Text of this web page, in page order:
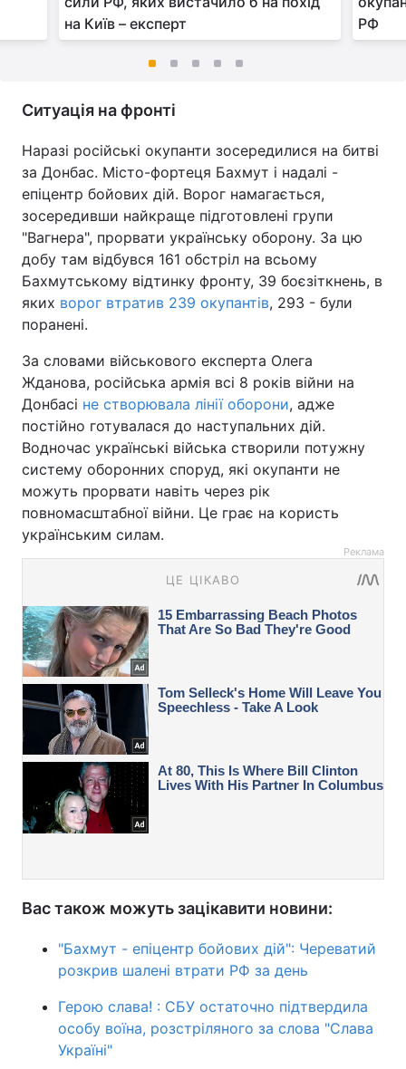
на Київ – експерт
РФ
Ситуація на фронті
Наразі російські окупанти зосередилися на битві
за Донбас. Місто-фортеця Бахмут і надалі -
епіцентр бойових дій. Ворог намагається,
зосередивши найкраще підготовлені групи
"Вагнера", прорвати українську оборону. За цю
добу там відбувся 161 обстріл на всьому
Бахмутському відтинку фронту, 39 боєзіткнень, в
яких ворог втратив 239 окупантів, 293 - були
поранені.
За словами військового експерта Олега
Жданова, російська армія всі 8 років війни на
Донбасі не створювала лінії оборони, адже
постійно готувалася до наступальних дій.
Водночас українські війська створили потужну
систему оборонних споруд, які окупанти не
можуть прорвати навіть через рік
повномасштабної війни. Це грає на користь
українським силам.
Реклама
Вас також можуть зацікавити новини:
"Бахмут - епіцентр бойових дій": Череватий
розкрив шалені втрати РФ за день
Герою слава! : СБУ остаточно підтвердила
особу воїна, розстріляного за слова "Слава
Україні"